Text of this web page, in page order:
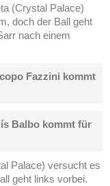
(Crystal Palace)
doch der Ball geht
nach einem
Fazzini kommt
Balbo kommt für
Palace) versucht es
geht links vorbei.